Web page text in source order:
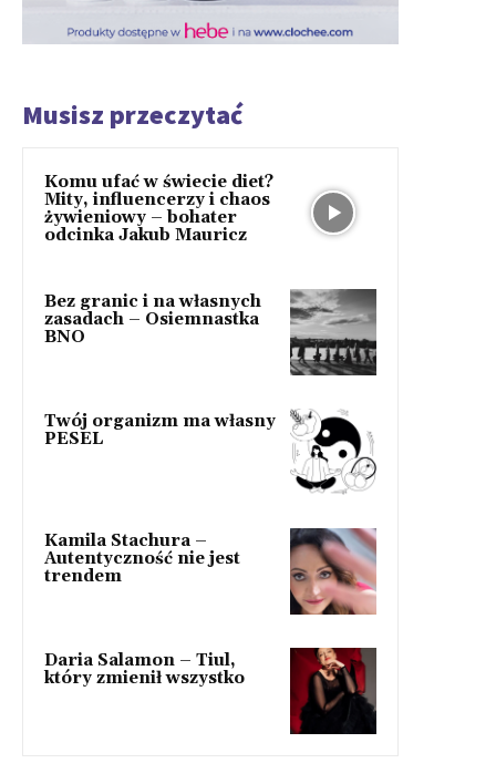
Musisz przeczytać
Komu ufać w świecie diet?
Mity, influencerzy i chaos
żywieniowy – bohater
odcinka Jakub Mauricz
Bez granic i na własnych
zasadach – Osiemnastka
BNO
Twój organizm ma własny
PESEL
Kamila Stachura –
Autentyczność nie jest
trendem
Daria Salamon – Tiul,
który zmienił wszystko